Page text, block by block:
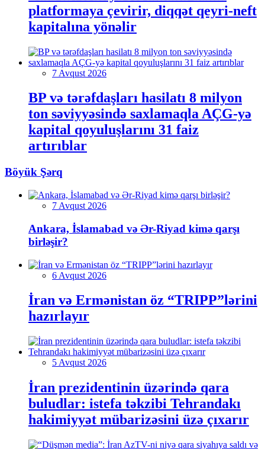
platformaya çevirir, diqqət qeyri-neft
kapitalına yönəlir
7 Avqust 2026
BP və tərəfdaşları hasilatı 8 milyon
ton səviyyəsində saxlamaqla AÇG-yə
kapital qoyuluşlarını 31 faiz
artırıblar
Böyük Şərq
7 Avqust 2026
Ankara, İslamabad və Ər-Riyad kimə qarşı
birləşir?
6 Avqust 2026
İran və Ermənistan öz “TRIPP”lərini
hazırlayır
5 Avqust 2026
İran prezidentinin üzərində qara
buludlar: istefa təkzibi Tehrandakı
hakimiyyət mübarizəsini üzə çıxarır